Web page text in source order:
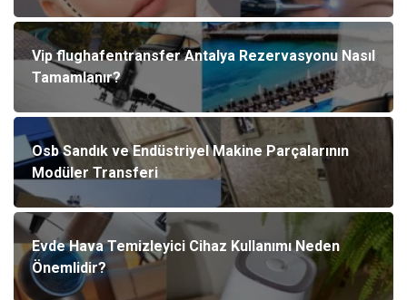
Vip flughafentransfer Antalya Rezervasyonu Nasıl
Tamamlanır?
Osb Sandık ve Endüstriyel Makine Parçalarının
Modüler Transferi
Evde Hava Temizleyici Cihaz Kullanımı Neden
Önemlidir?